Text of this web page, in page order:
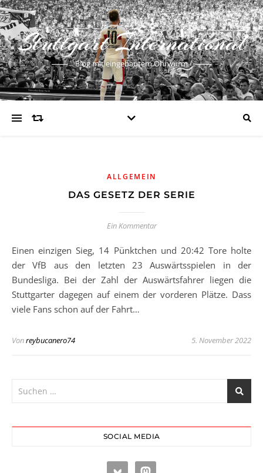
Stuttgart International
Blog mit eingebautem Ohrwurm
ALLGEMEIN
DAS GESETZ DER SERIE
Ein Kommentar
Einen einzigen Sieg, 14 Pünktchen und 20:42 Tore holte
der VfB aus den letzten 23 Auswärtsspielen in der
Bundesliga. Bei der Zahl der Auswärtsfahrer liegen die
Stuttgarter dagegen auf einem der vorderen Plätze. Dass
viele Fans schon auf der Fahrt…
Vonreybucanero74 5. November 2022
SOCIAL MEDIA